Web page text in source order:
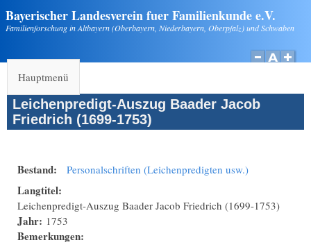
Bayerischer Landesverein fuer Familienkunde e.V.
Familienforschung in Altbayern (Oberbayern, Niederbayern, Oberpfalz) und Schwaben
Hauptmenü
Leichenpredigt-Auszug Baader Jacob
Friedrich (1699-1753)
Bestand: Personalschriften (Leichenpredigten usw.)
Langtitel:
Leichenpredigt-Auszug Baader Jacob Friedrich (1699-1753)
Jahr: 1753
Bemerkungen: